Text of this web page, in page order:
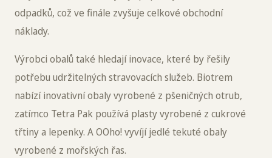
odpadků, což ve finále zvyšuje celkové obchodní
náklady.
Výrobci obalů také hledají inovace, které by řešily
potřebu udržitelných stravovacích služeb. Biotrem
nabízí inovativní obaly vyrobené z pšeničných otrub,
zatímco Tetra Pak používá plasty vyrobené z cukrové
třtiny a lepenky. A OOho! vyvíjí jedlé tekuté obaly
vyrobené z mořských řas.